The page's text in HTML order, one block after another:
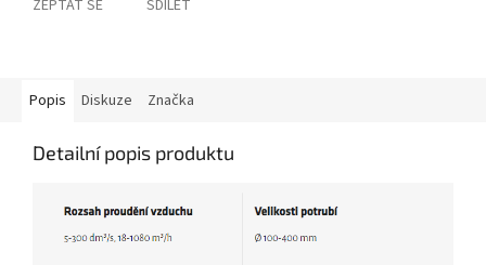
ZEPTAT SE SDÍLET
Popis Diskuze Značka
Detailní popis produktu